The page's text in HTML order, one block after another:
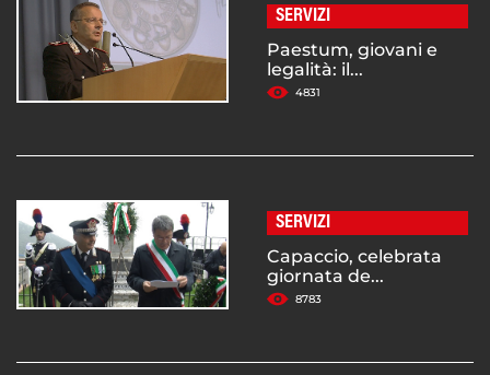
SERVIZI
Paestum, giovani e
legalità: il...
4831
SERVIZI
Capaccio, celebrata
giornata de...
8783